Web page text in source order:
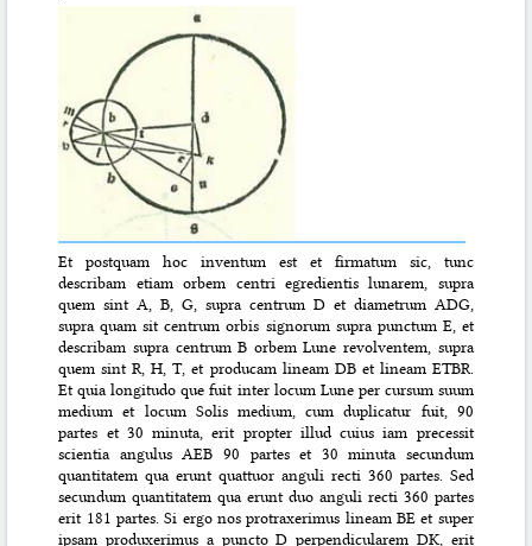
Et postquam hoc inventum est et firmatum sic, tunc
describam etiam orbem centri egredientis lunarem, supra
quem sint A, B, G, supra centrum D et diametrum ADG,
supra quam sit centrum orbis signorum supra punctum E, et
describam supra centrum B orbem Lune revolventem, supra
quem sint R, H, T, et producam lineam DB et lineam ETBR.
Et quia longitudo que fuit inter locum Lune per cursum suum
medium et locum Solis medium, cum duplicatur fuit, 90
partes et 30 minuta, erit propter illud cuius iam precessit
scientia angulus AEB 90 partes et 30 minuta secundum
quantitatem qua erunt quattuor anguli recti 360 partes. Sed
secundum quantitatem qua erunt duo anguli recti 360 partes
erit 181 partes. Si ergo nos protraxerimus lineam BE et super
ipsam produxerimus a puncto D perpendicularem DK, erit